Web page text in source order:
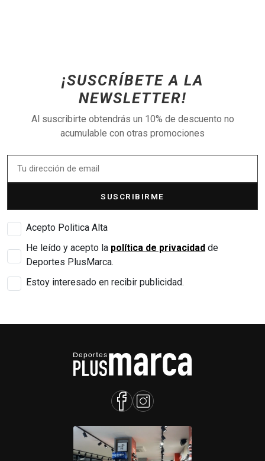
¡SUSCRÍBETE A LA
NEWSLETTER!
Al suscribirte obtendrás un 10% de descuento no
acumulable con otras promociones
SUSCRIBIRME
Acepto Politica Alta
He leído y acepto la política de privacidad de
Deportes PlusMarca.
Estoy interesado en recibir publicidad.